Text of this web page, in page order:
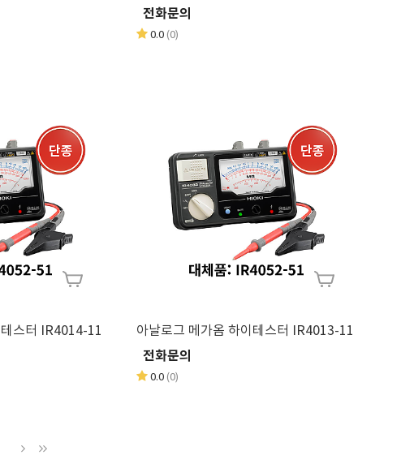
전화문의
0.0 (0)
아날로그 메가옴 하이테스터 IR4014-11 아날로그 메가옴 하이테스터 IR4013-11
전화문의
0.0 (0)